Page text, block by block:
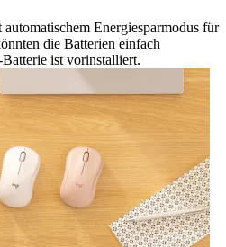
Energiesparmodus für
die Batterien einfach
ist vorinstalliert.